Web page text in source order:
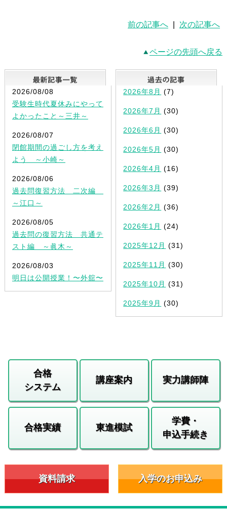
前の記事へ 次の記事へ
ページの先頭へ戻る
最新記事一覧
2026/08/08
受験生時代夏休みにやって
よかったこと～三井～
2026/08/07
閉館期間の過ごし方を考え
よう ～小崎～
2026/08/06
過去問復習方法 二次編
～江口～
2026/08/05
過去問の復習方法 共通テ
スト編 ～眞木～
2026/08/03
明日は公開授業！〜外舘〜
2026年8月 (7)
2026年7月 (30)
2026年6月 (30)
2026年5月 (30)
2026年4月 (16)
2026年3月 (39)
2026年2月 (36)
2026年1月 (24)
2025年12月 (31)
2025年11月 (30)
2025年10月 (31)
2025年9月 (30)
合格
システム
講座案内 実力講師陣
合格実績 東進模試
学費・
申込手続き
資料請求 入学のお申込み